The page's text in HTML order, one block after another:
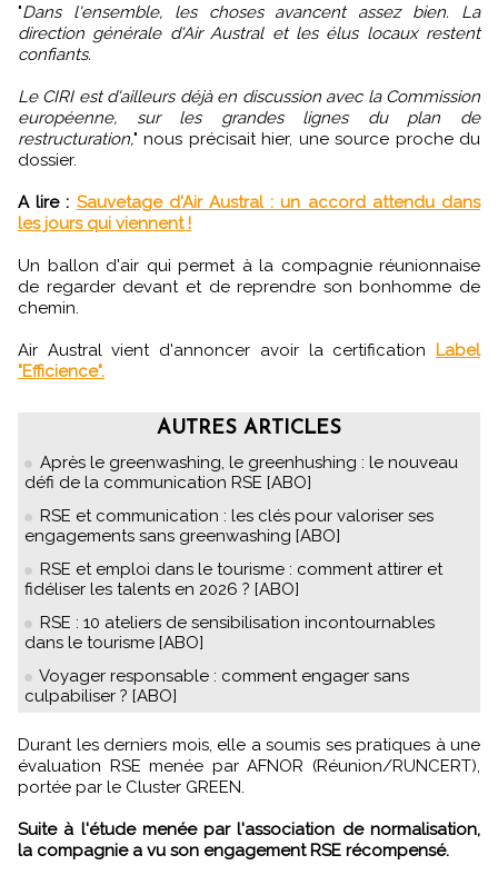
"Dans l'ensemble, les choses avancent assez bien. La
direction générale d'Air Austral et les élus locaux restent
confiants.
Le CIRI est d'ailleurs déjà en discussion avec la Commission
européenne, sur les grandes lignes du plan de
restructuration," nous précisait hier, une source proche du
dossier.
A lire : Sauvetage d'Air Austral : un accord attendu dans
les jours qui viennent !
Un ballon d'air qui permet à la compagnie réunionnaise
de regarder devant et de reprendre son bonhomme de
chemin.
Air Austral vient d'annoncer avoir la certification Label
"Efficience".
AUTRES ARTICLES
Après le greenwashing, le greenhushing : le nouveau
défi de la communication RSE [ABO]
RSE et communication : les clés pour valoriser ses
engagements sans greenwashing [ABO]
RSE et emploi dans le tourisme : comment attirer et
fidéliser les talents en 2026 ? [ABO]
RSE : 10 ateliers de sensibilisation incontournables
dans le tourisme [ABO]
Voyager responsable : comment engager sans
culpabiliser ? [ABO]
Durant les derniers mois, elle a soumis ses pratiques à une
évaluation RSE menée par AFNOR (Réunion/RUNCERT),
portée par le Cluster GREEN.
Suite à l'étude menée par l'association de normalisation,
la compagnie a vu son engagement RSE récompensé.